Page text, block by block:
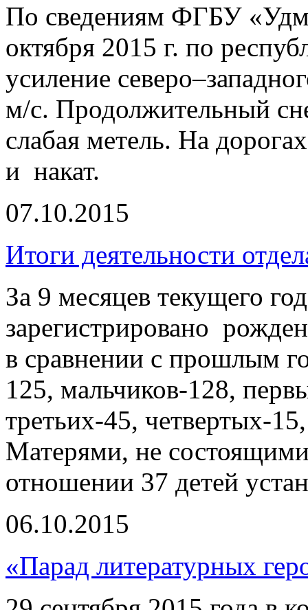
По сведениям ФГБУ
октября 2015 г. по
усиление
м/с. Продолжительный
слабая метель. На
и накат.
07.10.2015
Итоги деятельности
За 9 месяцев текущего
зарегистрировано
в сравнении с прошлым
125, мальчиков-128,
третьих-45, четвертых-
Матерями, не
отношении 37 детей
06.10.2015
«Парад литературных